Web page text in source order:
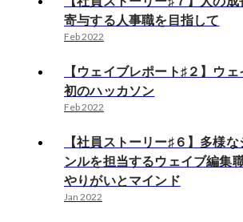
寄与する人事職を目指して
Feb 2022
【ウェイブレポート♯２】ウ
初のハッカソン
Feb 2022
【社員ストーリー♯６】多様な
ンルを担当するウェイブ編集
やりがいとマインド
Jan 2022